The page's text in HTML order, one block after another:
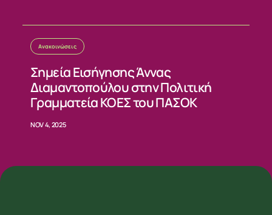
Ανακοινώσεις
Σημεία Εισήγησης Άννας
Διαμαντοπούλου στην Πολιτική
Γραμματεία ΚΟΕΣ του ΠΑΣΟΚ
NOV 4, 2025